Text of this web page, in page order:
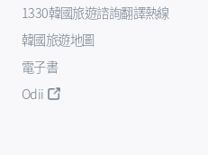
1330韓國旅遊諮詢翻譯熱線
韓國旅遊地圖
電子書
Odii